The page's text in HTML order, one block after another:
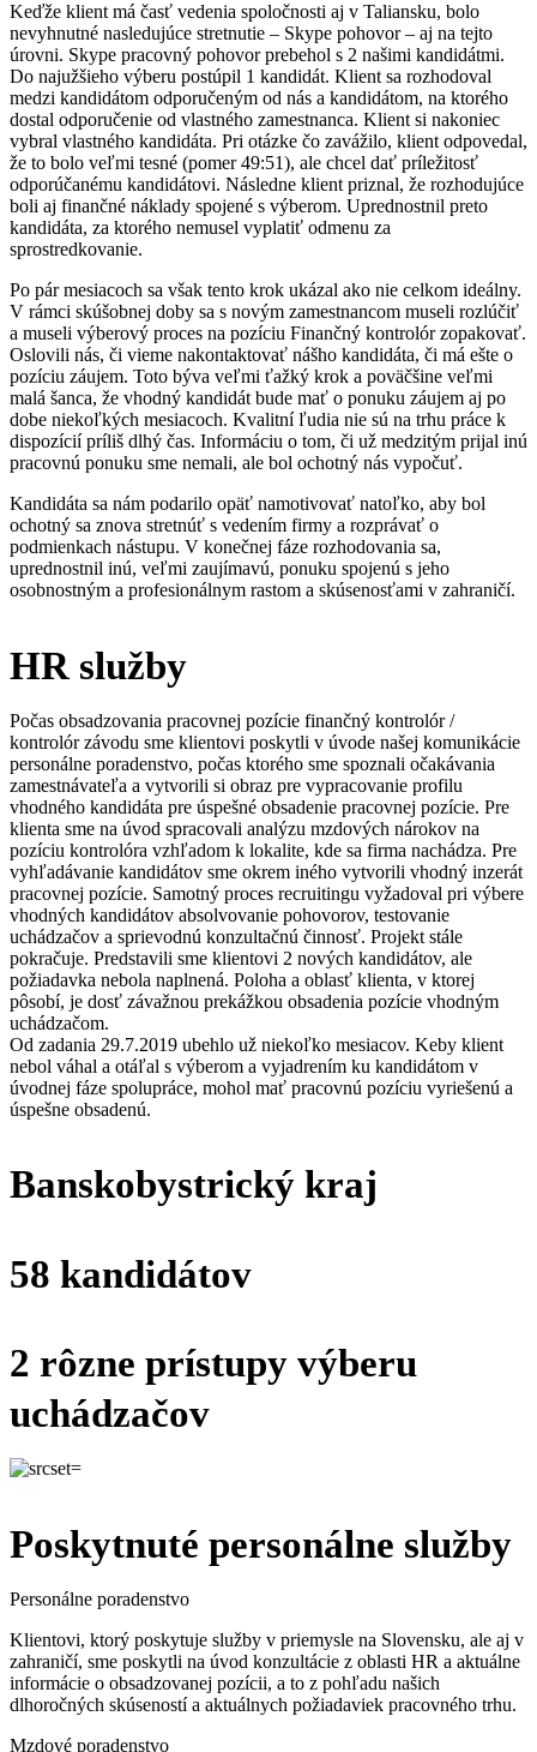
Keďže klient má časť vedenia spoločnosti aj v Taliansku, bolo
nevyhnutné nasledujúce stretnutie – Skype pohovor – aj na tejto
úrovni. Skype pracovný pohovor prebehol s 2 našimi kandidátmi.
Do najužšieho výberu postúpil 1 kandidát. Klient sa rozhodoval
medzi kandidátom odporučeným od nás a kandidátom, na ktorého
dostal odporučenie od vlastného zamestnanca. Klient si nakoniec
vybral vlastného kandidáta. Pri otázke čo zavážilo, klient odpovedal,
že to bolo veľmi tesné (pomer 49:51), ale chcel dať príležitosť
odporúčanému kandidátovi. Následne klient priznal, že rozhodujúce
boli aj finančné náklady spojené s výberom. Uprednostnil preto
kandidáta, za ktorého nemusel vyplatiť odmenu za
sprostredkovanie.
Po pár mesiacoch sa však tento krok ukázal ako nie celkom ideálny.
V rámci skúšobnej doby sa s novým zamestnancom museli rozlúčiť
a museli výberový proces na pozíciu Finančný kontrolór zopakovať.
Oslovili nás, či vieme nakontaktovať nášho kandidáta, či má ešte o
pozíciu záujem. Toto býva veľmi ťažký krok a poväčšine veľmi
malá šanca, že vhodný kandidát bude mať o ponuku záujem aj po
dobe niekoľkých mesiacoch. Kvalitní ľudia nie sú na trhu práce k
dispozícií príliš dlhý čas. Informáciu o tom, či už medzitým prijal inú
pracovnú ponuku sme nemali, ale bol ochotný nás vypočuť.
Kandidáta sa nám podarilo opäť namotivovať natoľko, aby bol
ochotný sa znova stretnúť s vedením firmy a rozprávať o
podmienkach nástupu. V konečnej fáze rozhodovania sa,
uprednostnil inú, veľmi zaujímavú, ponuku spojenú s jeho
osobnostným a profesionálnym rastom a skúsenosťami v zahraničí.
HR služby
Počas obsadzovania pracovnej pozície finančný kontrolór /
kontrolór závodu sme klientovi poskytli v úvode našej komunikácie
personálne poradenstvo, počas ktorého sme spoznali očakávania
zamestnávateľa a vytvorili si obraz pre vypracovanie profilu
vhodného kandidáta pre úspešné obsadenie pracovnej pozície. Pre
klienta sme na úvod spracovali analýzu mzdových nárokov na
pozíciu kontrolóra vzhľadom k lokalite, kde sa firma nachádza. Pre
vyhľadávanie kandidátov sme okrem iného vytvorili vhodný inzerát
pracovnej pozície. Samotný proces recruitingu vyžadoval pri výbere
vhodných kandidátov absolvovanie pohovorov, testovanie
uchádzačov a sprievodnú konzultačnú činnosť. Projekt stále
pokračuje. Predstavili sme klientovi 2 nových kandidátov, ale
požiadavka nebola naplnená. Poloha a oblasť klienta, v ktorej
pôsobí, je dosť závažnou prekážkou obsadenia pozície vhodným
uchádzačom.
Od zadania 29.7.2019 ubehlo už niekoľko mesiacov. Keby klient
nebol váhal a otáľal s výberom a vyjadrením ku kandidátom v
úvodnej fáze spolupráce, mohol mať pracovnú pozíciu vyriešenú a
úspešne obsadenú.
Banskobystrický kraj
58 kandidátov
2 rôzne prístupy výberu
uchádzačov
Poskytnuté personálne služby
Personálne poradenstvo
Klientovi, ktorý poskytuje služby v priemysle na Slovensku, ale aj v
zahraničí, sme poskytli na úvod konzultácie z oblasti HR a aktuálne
informácie o obsadzovanej pozícii, a to z pohľadu našich
dlhoročných skúseností a aktuálnych požiadaviek pracovného trhu.
Mzdové poradenstvo